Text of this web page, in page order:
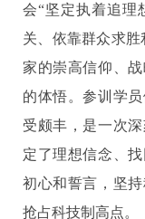
会“坚定执着追理
关、依靠群众求
家的崇高信仰、
的体悟。参训学
受颇丰，是一次
定了理想信念、
初心和誓言，坚
抢占科技制高点。